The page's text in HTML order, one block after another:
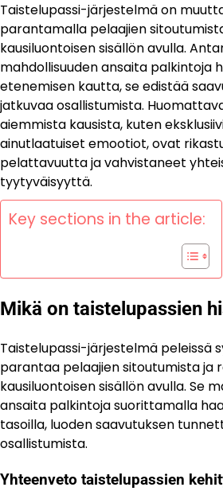
Taistelupassi-järjestelmä on
parantamalla pelaajien
kausiluontoisen sisällön avulla.
mahdollisuuden ansaita palkintoja
etenemisen kautta, se edistää
jatkuvaa osallistumista.
aiemmista kausista, kuten
ainutlaatuiset emootiot, ovat
pelattavuutta ja vahvistaneet
tyytyväisyyttä.
Key sections in the article:
Mikä on taistelupassien
Taistelupassi-järjestelmä peleissä
parantaa pelaajien sitoutumista ja
kausiluontoisen sisällön avulla. Se
ansaita palkintoja suorittamalla
tasoilla, luoden saavutuksen
osallistumista.
Yhteenveto taistelupassien